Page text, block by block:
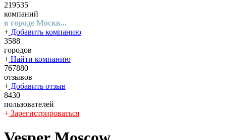
219535
компаний
в городе Москв...
+ Добавить компанию
3588
городов
+ Найти компанию
767880
отзывов
+ Добавить отзыв
8430
пользователей
+ Зарегистрироваться